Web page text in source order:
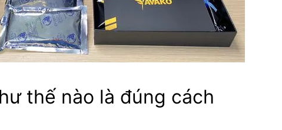
thế nào là đúng cách